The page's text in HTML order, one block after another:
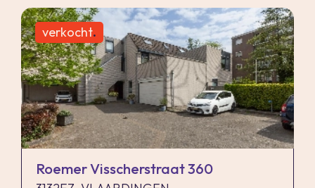
verkocht.
Roemer Visscherstraat 360